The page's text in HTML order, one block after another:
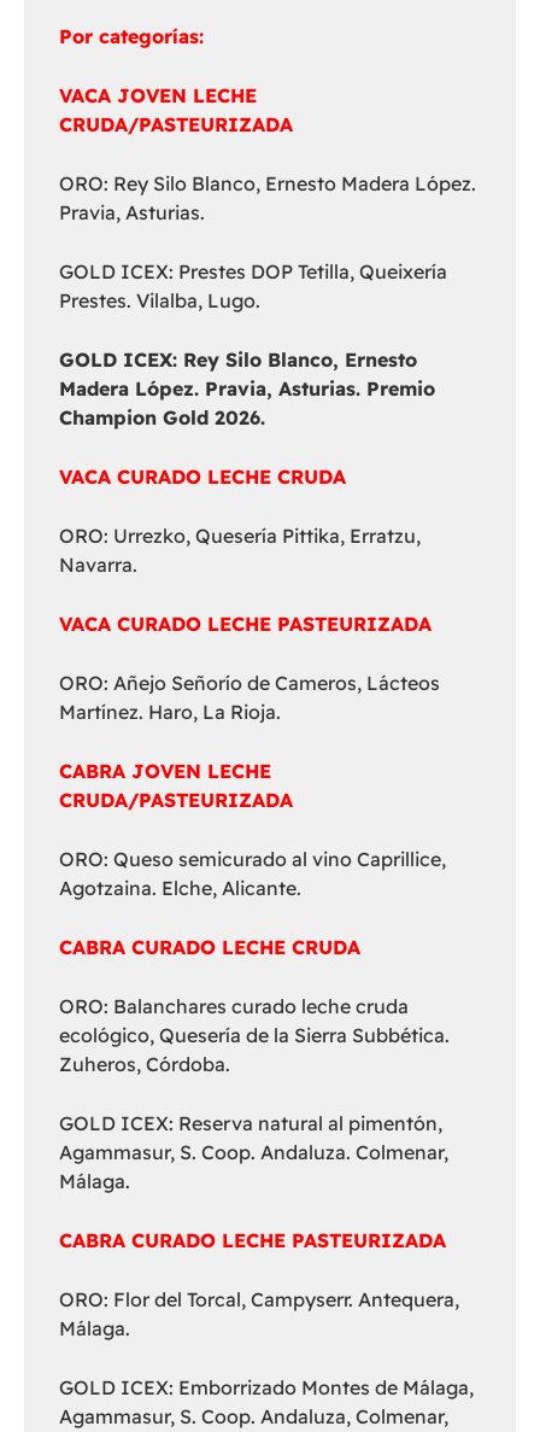
Por categorías:
VACA JOVEN LECHE
CRUDA/PASTEURIZADA
ORO: Rey Silo Blanco, Ernesto Madera López.
Pravia, Asturias.
GOLD ICEX: Prestes DOP Tetilla, Queixería
Prestes. Vilalba, Lugo.
GOLD ICEX: Rey Silo Blanco, Ernesto
Madera López. Pravia, Asturias. Premio
Champion Gold 2026.
VACA CURADO LECHE CRUDA
ORO: Urrezko, Quesería Pittika, Erratzu,
Navarra.
VACA CURADO LECHE PASTEURIZADA
ORO: Añejo Señorío de Cameros, Lácteos
Martínez. Haro, La Rioja.
CABRA JOVEN LECHE
CRUDA/PASTEURIZADA
ORO: Queso semicurado al vino Caprillice,
Agotzaina. Elche, Alicante.
CABRA CURADO LECHE CRUDA
ORO: Balanchares curado leche cruda
ecológico, Quesería de la Sierra Subbética.
Zuheros, Córdoba.
GOLD ICEX: Reserva natural al pimentón,
Agammasur, S. Coop. Andaluza. Colmenar,
Málaga.
CABRA CURADO LECHE PASTEURIZADA
ORO: Flor del Torcal, Campyserr. Antequera,
Málaga.
GOLD ICEX: Emborrizado Montes de Málaga,
Agammasur, S. Coop. Andaluza, Colmenar,